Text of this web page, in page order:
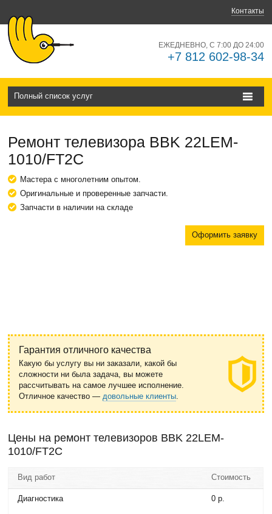
Контакты
ЕЖЕДНЕВНО, С 7:00 ДО 24:00
+7 812 602-98-34
Полный список услуг
Ремонт телевизора BBK 22LEM-
1010/FT2C
Мастера с многолетним опытом.
Оригинальные и проверенные запчасти.
Запчасти в наличии на складе
Оформить заявку
Гарантия отличного качества
Какую бы услугу вы ни заказали, какой бы
сложности ни была задача, вы можете
рассчитывать на самое лучшее исполнение.
Отличное качество —довольные клиенты.
Цены на ремонт телевизоров BBK 22LEM-
1010/FT2C
Вид работ Стоимость
Диагностика 0 р.